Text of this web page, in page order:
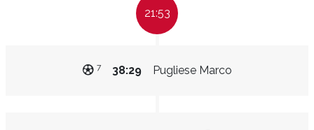
21:53
Pugliese Marco
38:29
7